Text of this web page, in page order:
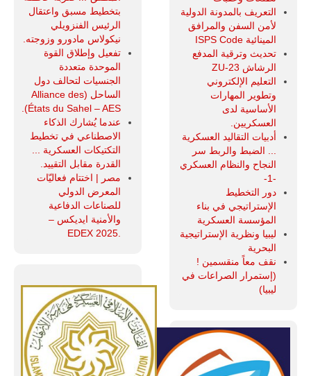
التعريف بالمدونة الدولية
لأمن السفن والمرافق
المينائية ISPS Code
تحديث وترقية المدفع
الرشاش ZU-23
التعليم الإلكتروني
وتطوير المهارات
الأساسية لدى
العسكريين.
أدبيات التقاليد العسكرية
... الضبط والربط سر
النجاح والنظام العسكري
-1-
دور التخطيط
الإستراتيجي في بناء
المؤسسة العسكرية
ليبيا ونظرية الإستراتيجية
البحرية
نقف معاً منقسمين !
(إستمرار الصراعات في
ليبيا)
بتخطيط مسبق واعتقال
الرئيس الفنزويلي
نيكولاس مادورو وزوجته.
تفعيل وإطلاق القوة
الموحدة متعددة
الجنسيات لتحالف دول
الساحل (Alliance des
États du Sahel – AES).
عندما يُشارك الذكاء
الاصطناعي في تخطيط
التكتيكات العسكرية ...
القدرة مقابل التقييد.
مصر | اختتام فعاليّات
المعرض الدولي
للصناعات الدفاعية
والأمنية ايديكس ‒
.EDEX 2025